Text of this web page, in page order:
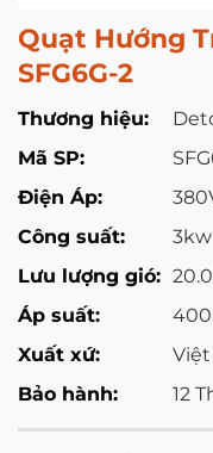
Quạt Hướng
SFG6G-2
Thương hiệu:
Mã SP:
Điện Áp:
Công suất:
3kw
Lưu lượng gió:
Áp suất:
Xuất xứ:
Bảo hành:
12